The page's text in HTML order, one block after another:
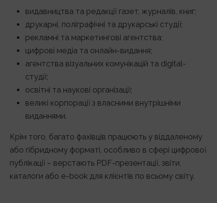
видавництва та редакції газет, журналів, книг;
друкарні, поліграфічні та друкарські студії;
рекламні та маркетингові агентства;
цифрові медіа та онлайн-видання;
агентства візуальних комунікацій та digital-
студії;
освітні та наукові організації;
великі корпорації з власними внутрішніми
виданнями.
Крім того, багато фахівців працюють у віддаленому
або гібридному форматі, особливо в сфері цифрової
публікації – верстають PDF-презентації, звіти,
каталоги або e-book для клієнтів по всьому світу.